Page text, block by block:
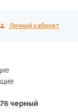
Личный кабинет
черный